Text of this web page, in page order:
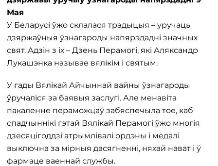
Мая
У Беларусі ўжо склалася традыцыя – уручаць
дзяржаўныя ўзнагароды напярэдадні значных
свят. Адзін з іх – Дзень Перамогі, які Аляксандр
Лукашэнка называе вялікім і святым.
У гады Вялікай Айчыннай вайны ўзнагароды
ўручаліся за баявыя заслугі. Але менавіта
пакаленне пераможцаў забяспечыла тое, каб
спадчыннікі гэтай Вялікай Перамогі ўжо многія
дзесяцігоддзі атрымлівалі ордэны і медалі
выключна за мірныя дасягненні, няхай нават і ў
фармаце ваеннай службы.